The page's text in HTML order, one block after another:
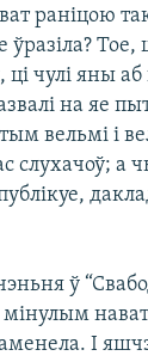
раніцою
Тое,
чулі яны
на яе
вельмі і
слухачоў; а
ў
І